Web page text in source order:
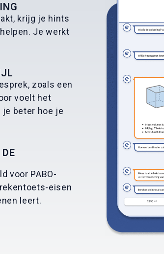
krijg je hints
Je werkt
zoals een
voelt het
beter hoe je
voor PABO-
eisen
leert.